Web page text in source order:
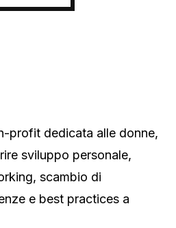
profit dedicata alle donne,
sviluppo personale,
scambio di
e best practices a